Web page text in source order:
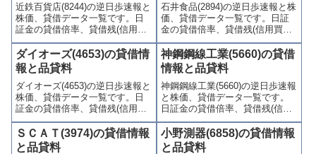
近鉄百貨店(8244)の逆日歩速報と
株価、貸借データ一覧です。日
証金の貸借倍率、貸借残(信用買
残、信用売残)、品貸料(逆日
歩)、東証の週末残高、規制(注意
喚起・申込停止)など、空売り関
連情報を集計し、図解でわかり
やすくまとめて掲載していま
す。
石井食品(2894)の逆日歩速報と株
価、貸借データ一覧です。日証
金の貸借倍率、貸借残(信用買
残、信用売残)、品貸料(逆日
歩)、東証の週末残高、規制(注意
喚起・申込停止)など、空売り関
連情報を集計し、図解でわかり
やすくまとめて掲載していま
す。
ダイオーズ(4653)の貸借情
報と品貸料
ダイオーズ(4653)の逆日歩速報と
株価、貸借データ一覧です。日
証金の貸借倍率、貸借残(信用買
残、信用売残)、品貸料(逆日
歩)、東証の週末残高、規制(注意
喚起・申込停止)など、空売り関
神鋼鋼線工業(5660)の貸借
情報と品貸料
神鋼鋼線工業(5660)の逆日歩速報
と株価、貸借データ一覧です。
日証金の貸借倍率、貸借残(信用
買残、信用売残)、品貸料(逆日
歩)、東証の週末残高、規制(注意
喚起・申込停止)など、空売り関
ＳＣＡＴ(3974)の貸借情報
と品貸料
小野測器(6858)の貸借情報
と品貸料